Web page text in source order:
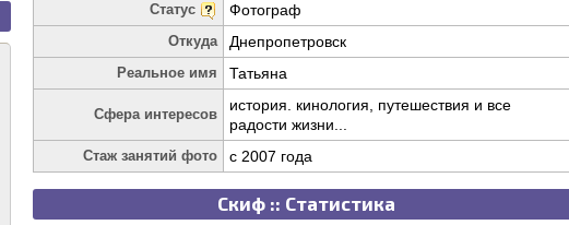
Статус Фотограф
Откуда Днепропетровск
Реальное имя Татьяна
Сфера интересов
история. кинология, путешествия и все
радости жизни...
Стаж занятий фото c 2007 года
Скиф :: Статистика